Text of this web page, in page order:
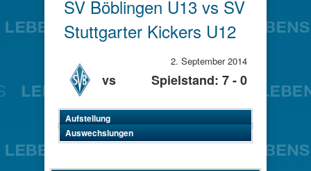
SV Böblingen U13 vs SV
Stuttgarter Kickers U12
vs
2. September 2014
Spielstand: 7 - 0
Aufstellung
Auswechslungen